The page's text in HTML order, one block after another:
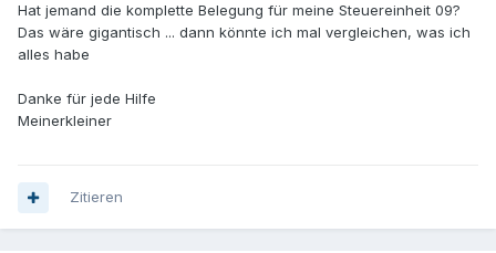
Hat jemand die komplette Belegung für meine Steuereinheit 09?
Das wäre gigantisch ... dann könnte ich mal vergleichen, was ich
alles habe
Danke für jede Hilfe
Meinerkleiner
Zitieren